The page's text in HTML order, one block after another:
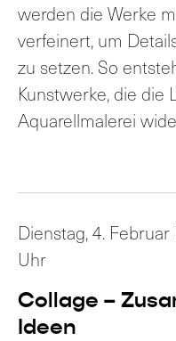
werden die Werke
verfeinert, um
zu setzen. So
Kunstwerke, die die
Aquarellmalerei
Dienstag, 4.
Uhr
Collage –
Ideen